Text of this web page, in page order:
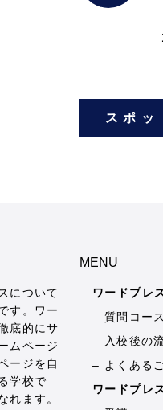
スポッ
について
す。ワー
底的にサ
ムページ
ージを自
学校で
れます。
MENU
ワードプレ
– 質問コー
– 入校後の
– よくある
ワードプレ